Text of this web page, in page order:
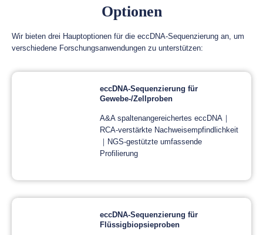
Optionen
Wir bieten drei Hauptoptionen für die eccDNA-Sequenzierung an, um
verschiedene Forschungsanwendungen zu unterstützen:
eccDNA-Sequenzierung für
Gewebe-/Zellproben
A&A spaltenangereichertes eccDNA｜
RCA-verstärkte Nachweisempfindlichkeit
｜NGS-gestützte umfassende
Profilierung
eccDNA-Sequenzierung für
Flüssigbiopsieproben